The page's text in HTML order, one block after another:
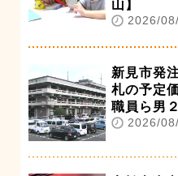
山】
2026/
新見市発
札の予定
職員ら男
2026/